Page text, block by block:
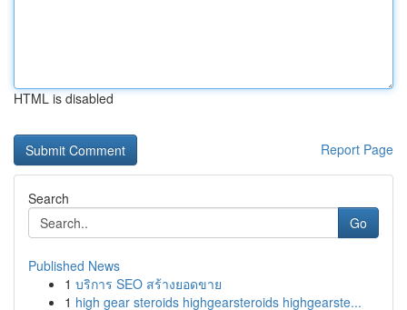
HTML is disabled
Report Page
Search
Go
Published News
1 บริการ SEO สร้างยอดขาย
1 high gear steroids highgearsteroids highgearste...